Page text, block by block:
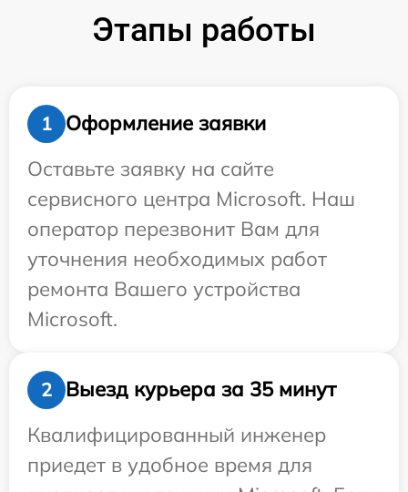
Этапы работы
1
Оформление заявки
Оставьте заявку на сайте
сервисного центра Microsoft. Наш
оператор перезвонит Вам для
уточнения необходимых работ
ремонта Вашего устройства
Microsoft.
2
Выезд курьера за 35 минут
Квалифицированный инженер
приедет в удобное время для